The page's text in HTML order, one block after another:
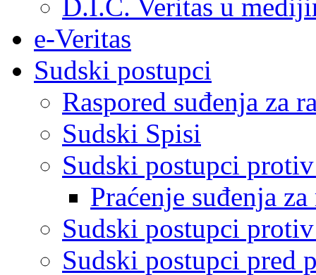
D.I.C. Veritas u
e-Veritas
Sudski postupci
Raspored suđenja za
Sudski Spisi
Sudski postupci
Praćenje suđenja
Sudski postupci
Sudski postupci pred